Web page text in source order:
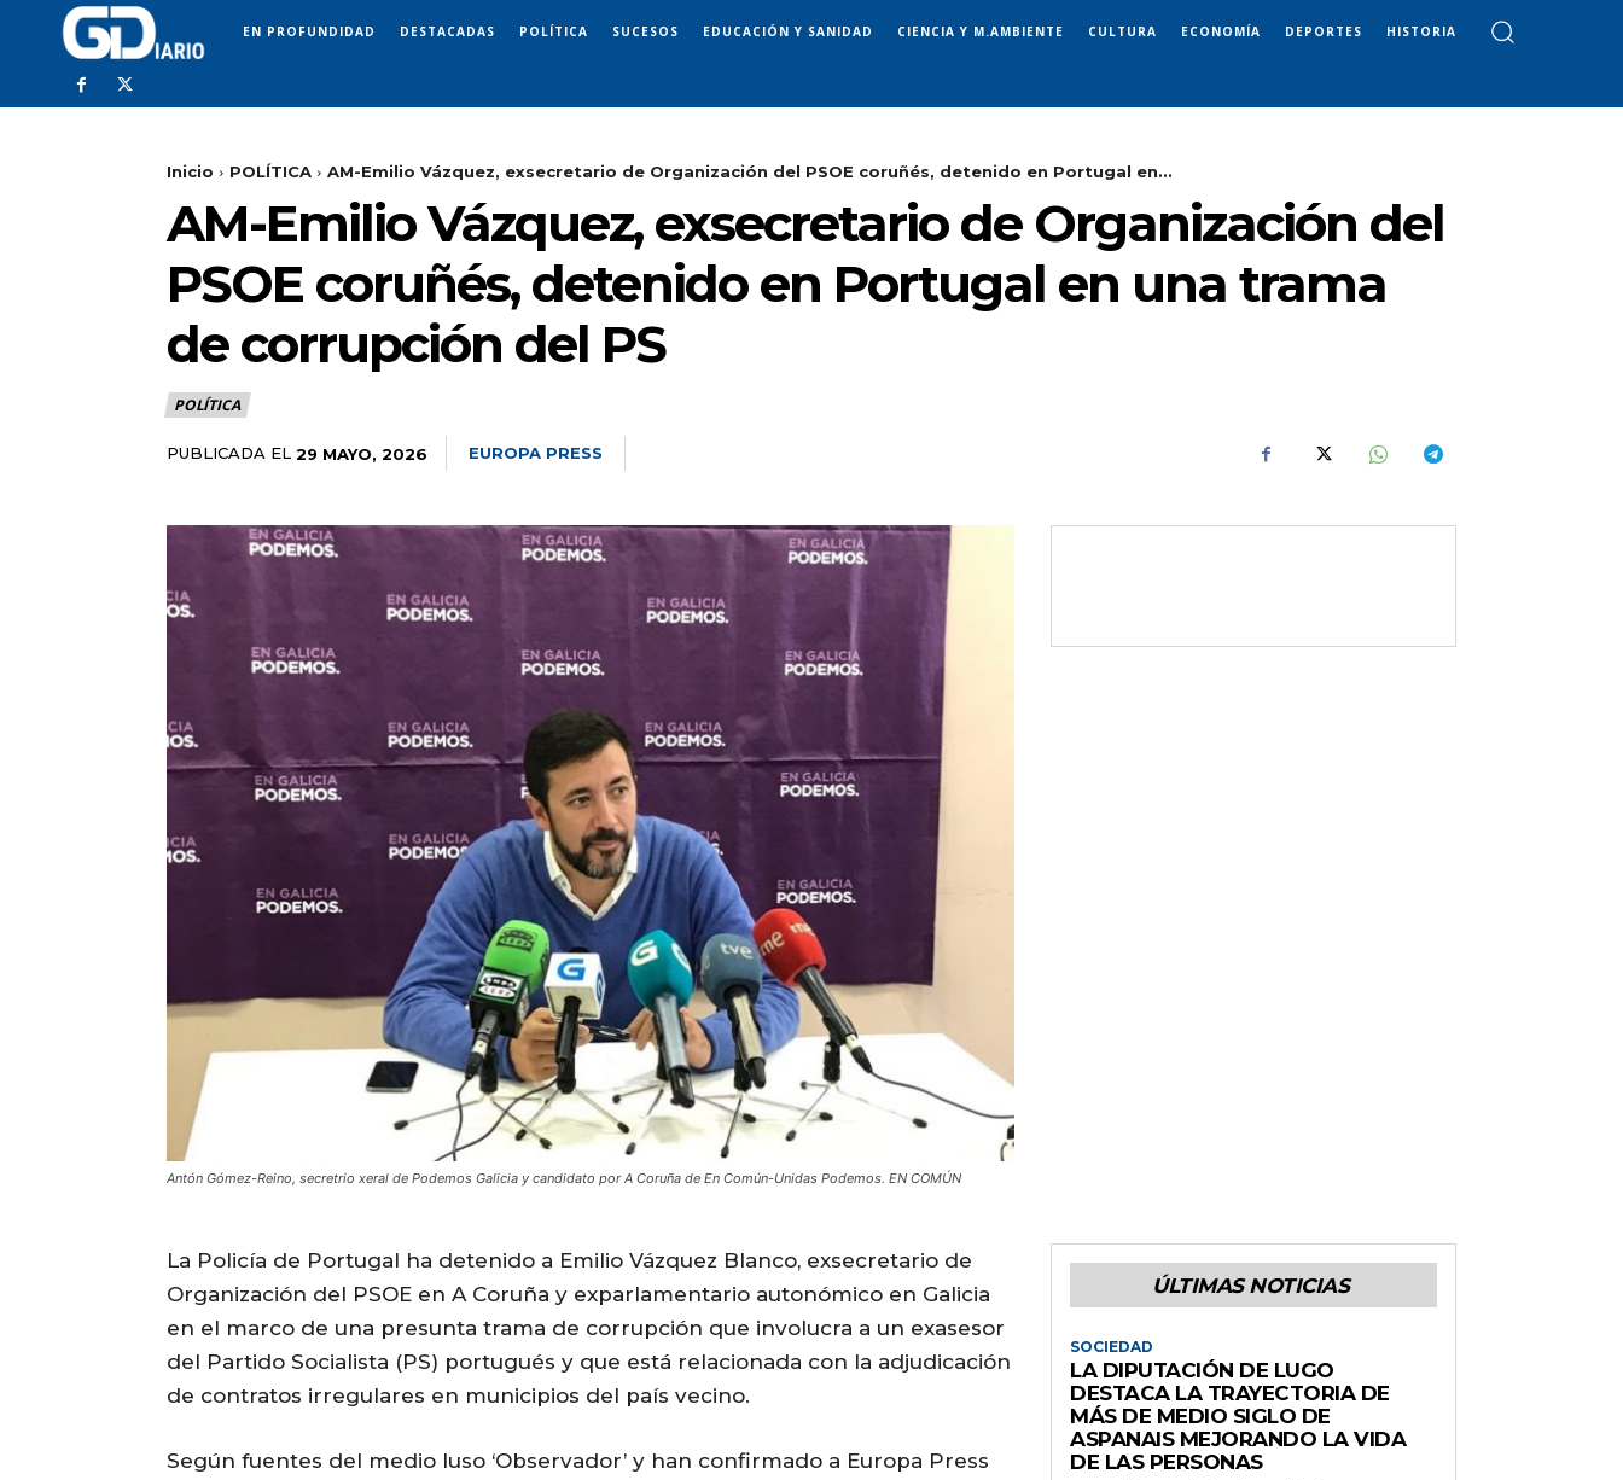
EN PROFUNDIDAD DESTACADAS POLÍTICA SUCESOS EDUCACIÓN Y SANIDAD CIENCIA Y M.AMBIENTE CULTURA ECONOMÍA DEPORTES HISTORIA
Inicio POLÍTICA AM-Emilio Vázquez, exsecretario de Organización del PSOE coruñés, detenido en Portugal en...
AM-Emilio Vázquez, exsecretario de Organización del
PSOE coruñés, detenido en Portugal en una trama
de corrupción del PS
POLÍTICA
PUBLICADA EL 29 MAYO, 2026 EUROPA PRESS
Antón Gómez-Reino, secretrio xeral de Podemos Galicia y candidato por A Coruña de En Común-Unidas Podemos. EN COMÚN
La Policía de Portugal ha detenido a Emilio Vázquez Blanco, exsecretario de
Organización del PSOE en A Coruña y exparlamentario autonómico en Galicia
en el marco de una presunta trama de corrupción que involucra a un exasesor
del Partido Socialista (PS) portugués y que está relacionada con la adjudicación
de contratos irregulares en municipios del país vecino.
Según fuentes del medio luso ‘Observador’ y han confirmado a Europa Press
ÚLTIMAS NOTICIAS
SOCIEDAD
LA DIPUTACIÓN DE LUGO
DESTACA LA TRAYECTORIA DE
MÁS DE MEDIO SIGLO DE
ASPANAIS MEJORANDO LA VIDA
DE LAS PERSONAS